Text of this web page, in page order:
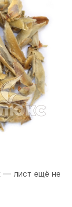
— лист ещё не